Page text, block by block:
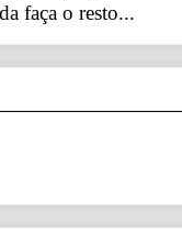
faça o resto...